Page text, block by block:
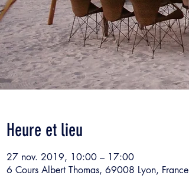
Heure et lieu
27 nov. 2019, 10:00 – 17:00
6 Cours Albert Thomas, 69008 Lyon, France